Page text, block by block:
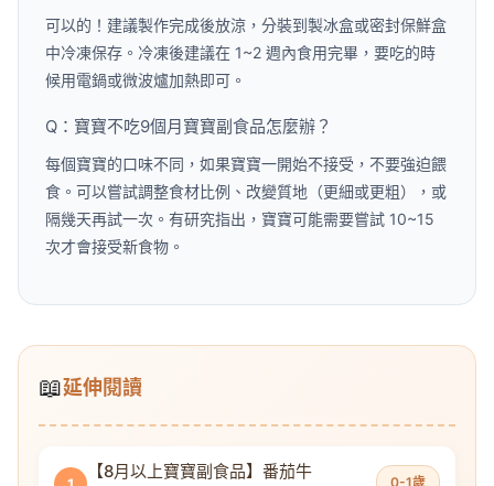
可以的！建議製作完成後放涼，分裝到製冰盒或密封保鮮盒
中冷凍保存。冷凍後建議在 1~2 週內食用完畢，要吃的時
候用電鍋或微波爐加熱即可。
Q：寶寶不吃9個月寶寶副食品怎麼辦？
每個寶寶的口味不同，如果寶寶一開始不接受，不要強迫餵
食。可以嘗試調整食材比例、改變質地（更細或更粗），或
隔幾天再試一次。有研究指出，寶寶可能需要嘗試 10~15
次才會接受新食物。
📖延伸閱讀
【8月以上寶寶副食品】番茄牛
0-1歲